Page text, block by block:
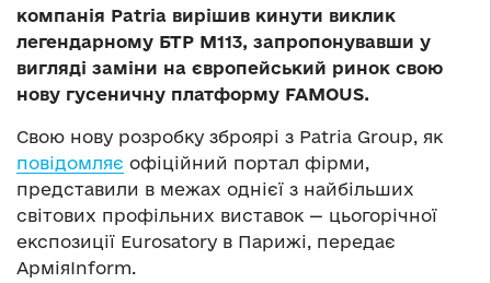
компанія Patria вирішив кинути виклик
легендарному БТР M113, запропонувавши у
вигляді заміни на європейський ринок свою
нову гусеничну платформу FAMOUS.
Свою нову розробку зброярі з Patria Group, як
повідомляє офіційний портал фірми,
представили в межах однієї з найбільших
світових профільних виставок — цьогорічної
експозиції Eurosatory в Парижі, передає
АрміяInform.